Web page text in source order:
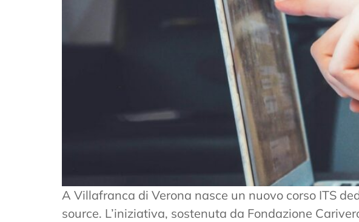
A Villafranca di Verona nasce un nuovo corso ITS
source. L’iniziativa, sostenuta da Fondazione